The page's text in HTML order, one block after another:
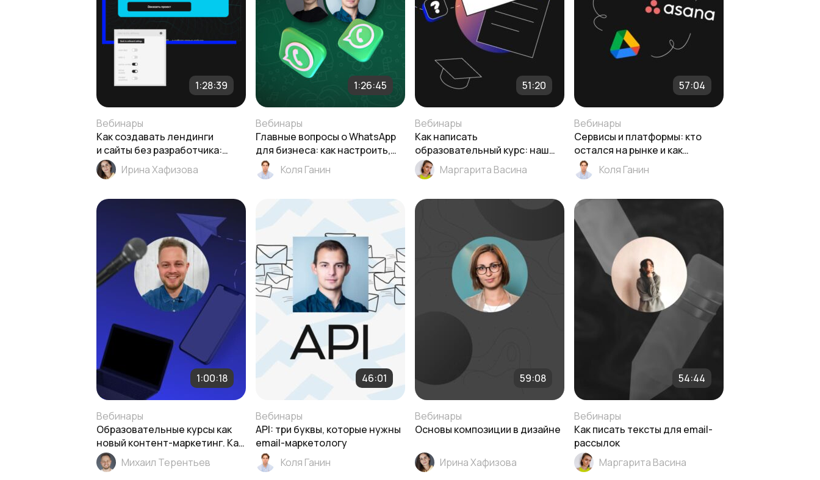
1:28:39
Вебинары
Как создавать лендинги
и сайты без разработчика:
зерокодинг в Тильде
Ирина Хафизова
1:26:45
Вебинары
Главные вопросы о WhatsApp
для бизнеса: как настроить,
запустить и окупить рассылки
Коля Ганин
51:20
Вебинары
Как написать
образовательный курс: наш
подходМаргарита Васина
57:04
Вебинары
Сервисы и платформы: кто
остался на рынке и как
выбрать альтернативу?
Коля Ганин
1:00:18
Вебинары
Образовательные курсы как
новый контент-маркетинг. Как
написать и где создавать
Михаил Терентьев
46:01
Вебинары
API: три буквы, которые нужны
email-маркетологу
Коля Ганин
59:08
Вебинары
Основы композиции в дизайне
Ирина Хафизова
54:44
Вебинары
Как писать тексты для email-
рассылок
Маргарита Васина